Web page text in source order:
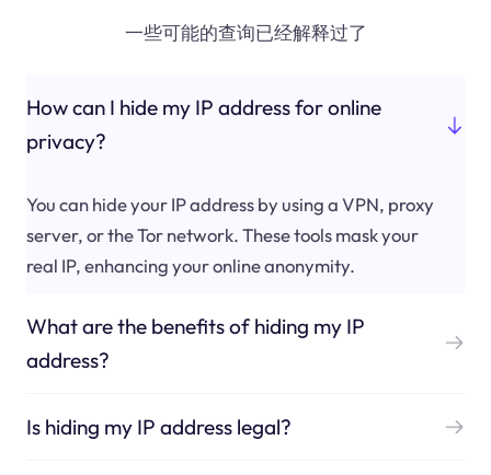
一些可能的查询已经解释过了
How can I hide my IP address for online
privacy?
You can hide your IP address by using a VPN, proxy
server, or the Tor network. These tools mask your
real IP, enhancing your online anonymity.
What are the benefits of hiding my IP
address?
Is hiding my IP address legal?